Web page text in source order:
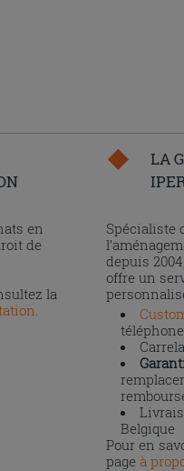
en
de
la
LA
Spécialiste
depuis 2004,
offre un
Belgique
Pour en
page à